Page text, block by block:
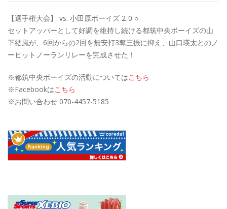
【選手権大会】 vs. 小田原ボーイズ 2-0 ○
セットアッパーとして好調を維持し続ける都筑中央ボーイズの山
下結風が、6回からの2回を無安打3奪三振に抑え、山口瑛太とのノ
ーヒットノーランリレーを完成させた！
※都筑中央ボーイズの活動についてはこちら
※Facebookはこちら
※お問い合わせ 070-4457-5185